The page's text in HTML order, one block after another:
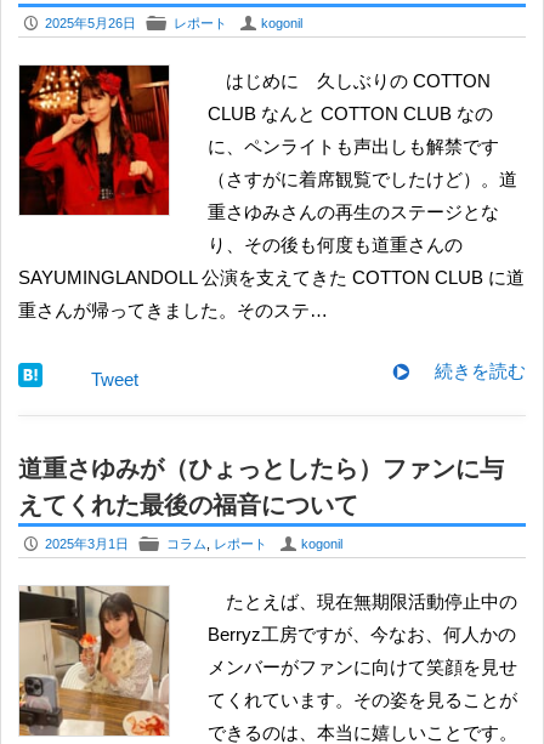
P 2025年5月26日 F レポート U kogonil
はじめに 久しぶりの COTTON
CLUB なんと COTTON CLUB なの
に、ペンライトも声出しも解禁です
（さすがに着席観覧でしたけど）。道
重さゆみさんの再生のステージとな
り、その後も何度も道重さんの
SAYUMINGLANDOLL 公演を支えてきた COTTON CLUB に道
重さんが帰ってきました。そのステ…
続きを読む
Tweet
道重さゆみが（ひょっとしたら）ファンに与
えてくれた最後の福音について
P 2025年3月1日 F コラム レポート U kogonil
たとえば、現在無期限活動停止中の
Berryz工房ですが、今なお、何人かの
メンバーがファンに向けて笑顔を見せ
てくれています。その姿を見ることが
できるのは、本当に嬉しいことです。